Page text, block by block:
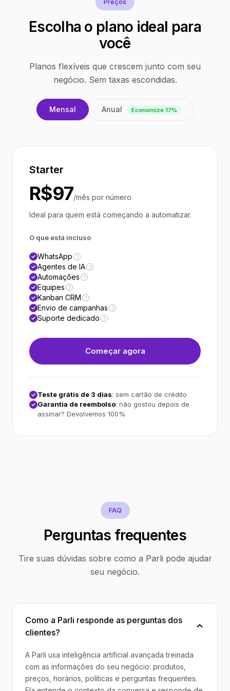
Escolha o plano ideal para
você
Planos flexíveis que crescem junto com seu
negócio. Sem taxas escondidas.
Mensal Anual Economize 17%
Starter
R$97/mês por número
Ideal para quem está começando a automatizar.
O que está incluso
WhatsApp ?
Agentes de IA ?
Automações ?
Equipes ?
Kanban CRM ?
Envio de campanhas ?
Suporte dedicado ?
Começar agora
Teste grátis de 3 dias: sem cartão de crédito
Garantia de reembolso: não gostou depois de
assinar? Devolvemos 100%
FAQ
Perguntas frequentes
Tire suas dúvidas sobre como a Parli pode ajudar
seu negócio.
Como a Parli responde as perguntas dos
clientes?
A Parli usa inteligência artificial avançada treinada
com as informações do seu negócio: produtos,
preços, horários, políticas e perguntas frequentes.